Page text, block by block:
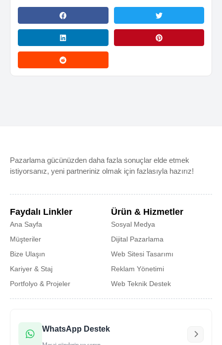
Pazarlama gücünüzden daha fazla sonuçlar elde etmek
istiyorsanız, yeni partneriniz olmak için fazlasıyla hazırız!
Faydalı Linkler
Ana Sayfa
Müşteriler
Bize Ulaşın
Kariyer & Staj
Portfolyo & Projeler
Ürün & Hizmetler
Sosyal Medya
Dijital Pazarlama
Web Sitesi Tasarımı
Reklam Yönetimi
Web Teknik Destek
WhatsApp Destek